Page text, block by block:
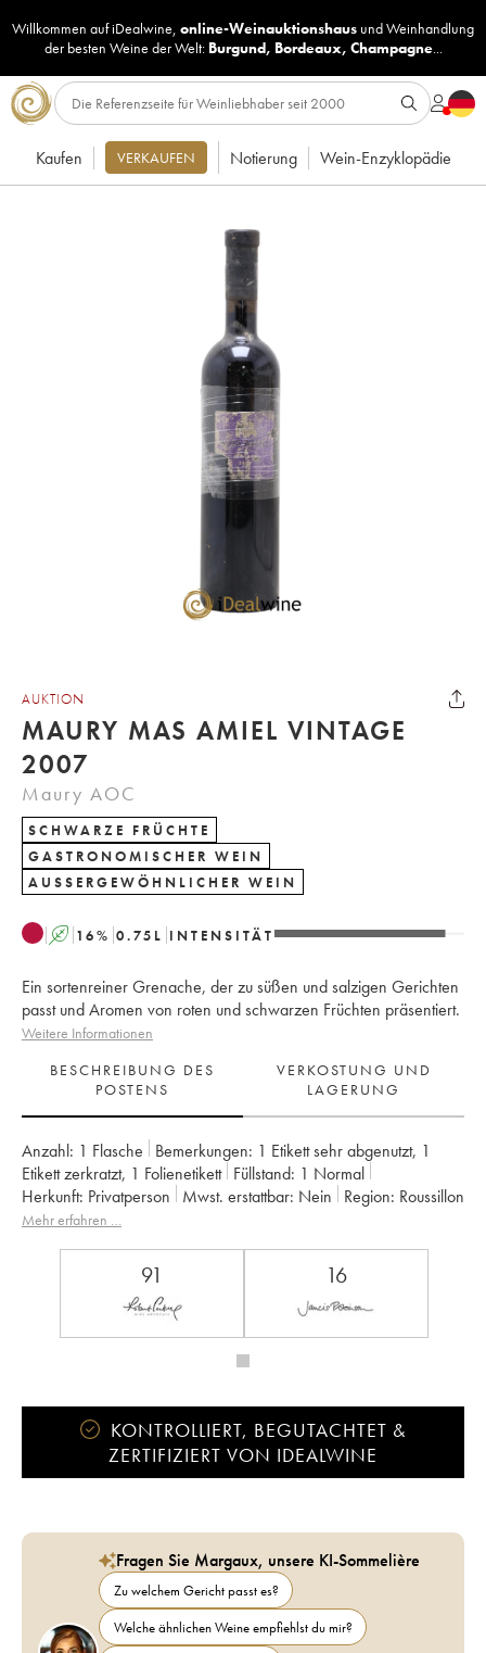
Willkommen auf iDealwine, online-Weinauktionshaus undWeinhandlung
der besten Weine der Welt: Burgund, Bordeaux, Champagne...
Kaufen VERKAUFEN Notierung Wein-Enzyklopädie
AUKTION
MAURY MAS AMIEL VINTAGE
2007
Maury AOC
SCHWARZE FRÜCHTE
GASTRONOMISCHER WEIN
AUSSERGEWÖHNLICHER WEIN
A 16% 0.75 L INTENSITÄT
Ein sortenreiner Grenache, der zu süßen und salzigen Gerichten
passt und Aromen von roten und schwarzen Früchten präsentiert.
Weitere Informationen
BESCHREIBUNG DES
POSTENS
VERKOSTUNG UND
LAGERUNG
Anzahl: 1 Flasche Bemerkungen: 1 Etikett sehr abgenutzt, 1
Etikett zerkratzt, 1 Folienetikett Füllstand: 1 Normal
Herkunft:
privatperson Mwst. erstattbar: nein Region:
Roussillon
Appellation:
Mehr erfahren …
91 16
KONTROLLIERT, BEGUTACHTET &
ZERTIFIZIERT VON IDEALWINE
Fragen Sie Margaux, unsere KI-Sommelière
Zu welchem Gericht passt es?
Welche ähnlichen Weine empfiehlst du mir?